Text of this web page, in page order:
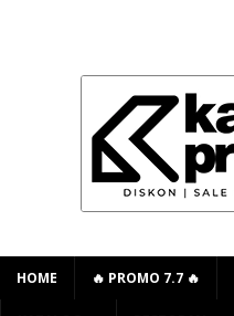
HOME 🔥 PROMO 7.7 🔥